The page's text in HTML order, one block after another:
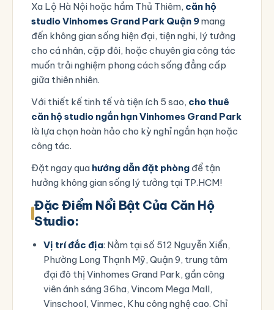
Xa Lộ Hà Nội hoặc hầm Thủ Thiêm, căn hộ
studio Vinhomes Grand Park Quận 9mang
đến không gian sống hiện đại, tiện nghi, lý tưởng
cho cá nhân, cặp đôi, hoặc chuyên gia công tác
muốn trải nghiệm phong cách sống đẳng cấp
giữa thiên nhiên.
Với thiết kế tinh tế và tiện ích 5 sao, cho thuê
căn hộ studio ngắn hạn Vinhomes Grand Park
là lựa chọn hoàn hảo cho kỳ nghỉ ngắn hạn hoặc
công tác.
Đặt ngay qua hướng dẫn đặt phòng để tận
hưởng không gian sống lý tưởng tại TP.HCM!
Đặc Điểm Nổi Bật Của Căn Hộ
Studio:
Vị trí đắc địa: Nằm tạisố 512 Nguyễn Xiển,
Phường Long Thạnh Mỹ, Quận 9, trung tâm
đại đô thị Vinhomes Grand Park, gần công
viên ánh sáng 36ha, Vincom Mega Mall,
Vinschool, Vinmec, Khu công nghệ cao. Chỉ